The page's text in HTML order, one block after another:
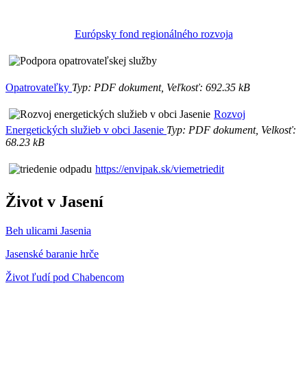
Európsky fond regionálného rozvoja
Opatrovateľky Typ: PDF dokument, Veľkosť: 692.35 kB
Rozvoj
Energetických služieb v obci Jasenie Typ: PDF dokument, Velkosť:
68.23 kB
https://envipak.sk/viemetriedit
Život v Jasení
Beh ulicami Jasenia
Jasenské baranie hrče
Život ľudí pod Chabencom